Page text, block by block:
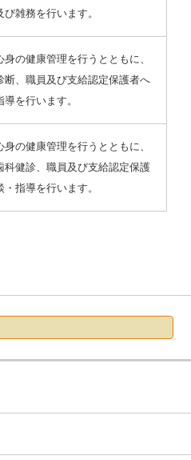
び雑務を行います。
身の健康管理を行うとともに、
断、職員及び支給認定保護者へ
を行います。
身の健康管理を行うとともに、
科健診、職員及び支給認定保護
指導を行います。